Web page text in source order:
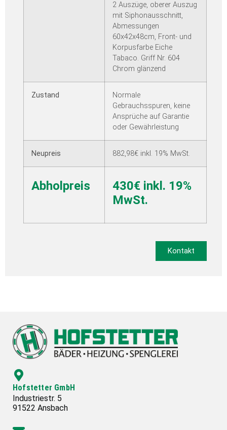
2 Auszüge, oberer Auszug
mit Siphonausschnitt,
Abmessungen
60x42x48cm, Front- und
Korpusfarbe Eiche
Tabaco. Griff Nr. 604
Chrom glänzend
Zustand
Normale
Gebrauchsspuren, keine
Ansprüche auf Garantie
oder Gewährleistung
Neupreis 882,98€ inkl. 19% MwSt.
Abholpreis
430€ inkl. 19%
MwSt.
Kontakt
Hofstetter GmbH
Industriestr. 5
91522 Ansbach